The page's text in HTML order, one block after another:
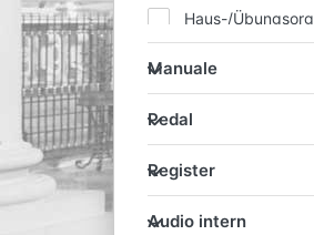
Haus-/
Friedhofsorgel,
Kirchen
Haus-/
Kirchen, mittlere
Manuale
Manuale
Pedal
Pedal
Register
Register
Audio intern
Audio intern